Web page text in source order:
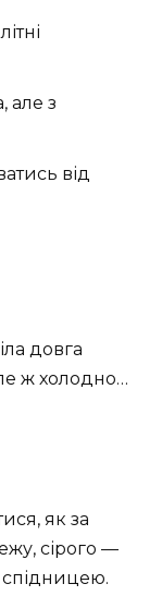
але з
від
довга
ж холодно…
як за
сірого —
спідницею.